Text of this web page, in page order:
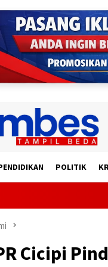
POLITIK
Mobil
Cicipi